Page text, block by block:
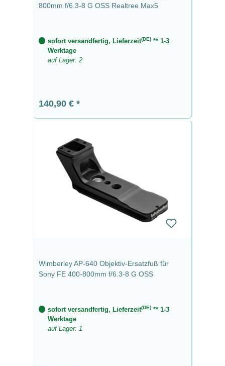
800mm f/6.3-8 G OSS Realtree Max5
sofort versandfertig, Lieferzeit(DE)** 1-3
Werktage
auf Lager: 2
Regulärer Preis:
140,90 €
Wimberley AP-640 Objektiv-Ersatzfuß für
Sony FE 400-800mm f/6.3-8 G OSS
sofort versandfertig, Lieferzeit(DE)** 1-3
Werktage
auf Lager: 1